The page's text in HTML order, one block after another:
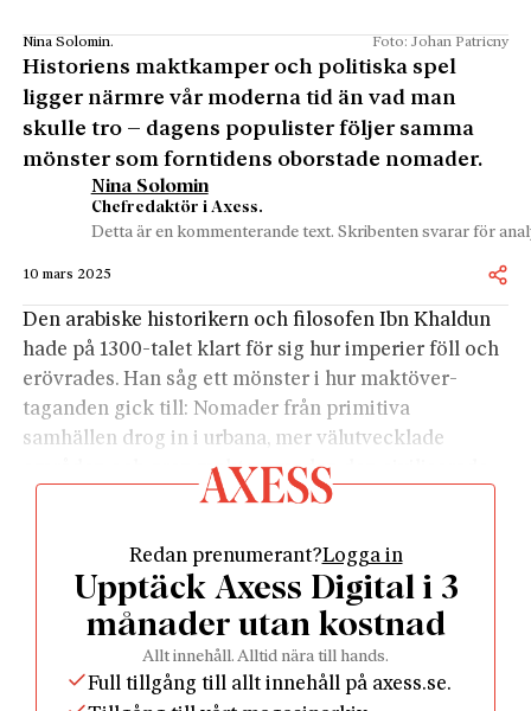
Nina Solomin. Foto: Johan Patricny
Historiens maktkamper och politiska spel
ligger närmre vår moderna tid än vad man
skulle tro – dagens populister följer samma
mönster som forntidens oborstade nomader.
Nina Solomin
Chefredaktör i Axess.
Detta är en kommenterande text. Skribenten svarar för
10 mars 2025
Den arabiske historikern och filosofen Ibn Khaldun
hade på 1300-talet klart för sig hur imperier föll och
erövrades. Han såg ett mönster i hur maktöver­
taganden gick till: Nomader från primitiva
samhällen drog in i urbana, mer väl­utvecklade
områden och grep makten, medan den civiliserade
befolkningen var för klen för att stå emot vildarna.
alltmer förfinade och veka.
I detta nummer avAxessredogör Carl Rudbeck för
denna tankegång i sinrecension av Michael Cooks
900-sidiga historia om den muslimska världen
– och beskriver saken vidare: ”På en eller annan
generation blev de härdade krigarna förvandlade till
Redan prenumerant?Logga in
Upptäck Axess Digital i 3
månader utan kostnad
Allt innehåll. Alltid nära till hands.
Full tillgång till allt innehåll på axess.se.